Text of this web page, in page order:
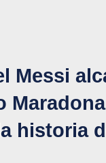
Messi
historia